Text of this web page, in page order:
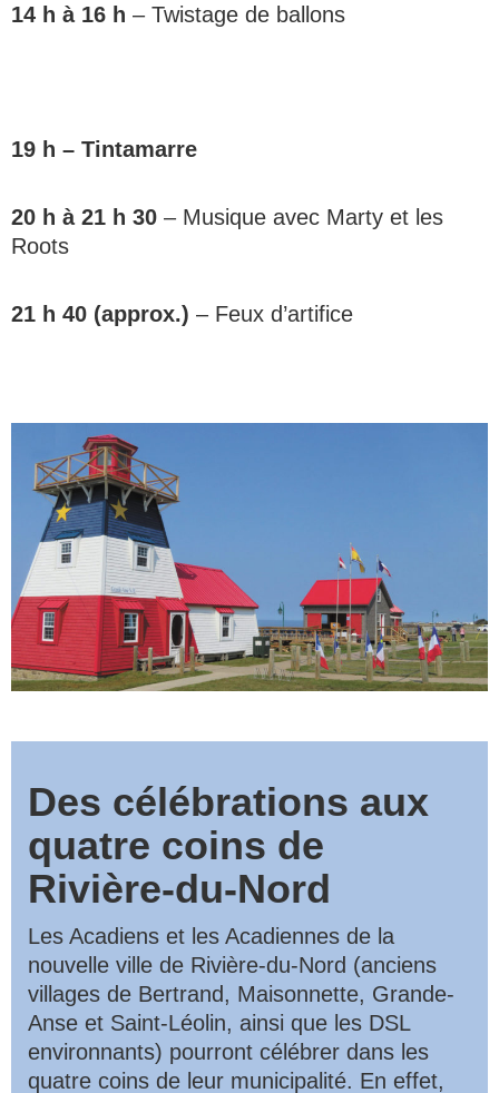
14 h à 16 h – Twistage de ballons
19 h – Tintamarre
20 h à 21 h 30 – Musique avec Marty et les
Roots
21 h 40 (approx.) – Feux d’artifice
Des célébrations aux
quatre coins de
Rivière-du-Nord
Les Acadiens et les Acadiennes de la
nouvelle ville de Rivière-du-Nord (anciens
villages de Bertrand, Maisonnette, Grande-
Anse et Saint-Léolin, ainsi que les DSL
environnants) pourront célébrer dans les
quatre coins de leur municipalité. En effet,